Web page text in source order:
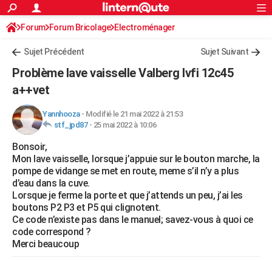
ACTUALITÉS
Politique
Société
Faits Divers
Education
Monde
Villes
+
Programme TV
Streaming
Cinéma
Sorties cinéma
Musique
FINANCE
Retraite
Impôts
Epargne
Immobilier
Risques naturels par ville
Banque
Assurance
Crédit
AUTO
Essais
Réserver un essai
Citadines
Berlines
SUV
Forum auto
HIGH-TECH
Mobiles
Meilleur smartphone
Internet
Ordinateurs
Jeux vidéo
Guide high-tech
BRICOLAGE
Forum
Aménagement intérieur
Extérieur
Cuisine
Salle de bains
Jardinage
Rangement
WEEK-END
Guides de France
Escapades
Patrimoine
Expositions
Musées
Week-end nature
+LIFESTYLE
Art de vivre
Bien-être
Loisirs
Mode
Modes de vie
SANTE
S'inscrire
Connexion
Forum Forum Bricolage Electroménager
Sujet Précédent Sujet Suivant
Problème lave vaisselle Valberg lvfi 12c45
a++vet
Yannhooza- Modifié le 21 mai 2022 à 21:53
stf_jpd87- 25 mai 2022 à 10:06
Bonsoir,
Mon lave vaisselle, lorsque j’appuie sur le bouton marche, la
pompe de vidange se met en route, meme s’il n’y a plus
d’eau dans la cuve.
Lorsque je ferme la porte et que j’attends un peu, j’ai les
boutons P2 P3 et P5 qui clignotent.
Ce code n’existe pas dans le manuel; savez-vous à quoi ce
code correspond ?
Merci beaucoup